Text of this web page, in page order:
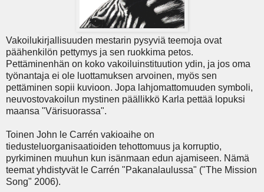
Vakoilukirjallisuuden mestarin pysyviä teemoja ovat
päähenkilön pettymys ja sen ruokkima petos.
Pettäminenhän on koko vakoiluinstituution ydin, ja jos oma
työnantaja ei ole luottamuksen arvoinen, myös sen
pettäminen sopii kuvioon. Jopa lahjomattomuuden symboli,
neuvostovakoilun mystinen päällikkö Karla pettää lopuksi
maansa "Värisuorassa".
Toinen John le Carrén vakioaihe on
tiedusteluorganisaatioiden tehottomuus ja korruptio,
pyrkiminen muuhun kun isänmaan edun ajamiseen. Nämä
teemat yhdistyvät le Carrén "Pakanalaulussa" ("The Mission
Song" 2006).